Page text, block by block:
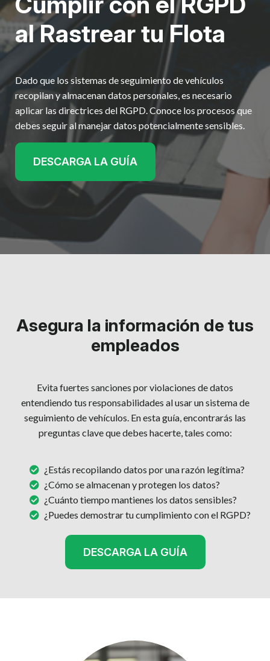
al Rastrear tu Flota
Dado que los sistemas de seguimiento de vehículos
recopilan y almacenan datos personales, es necesario
aplicar las directrices del RGPD. Conoce los procesos que
debes seguir al manejar datos potencialmente sensibles.
DESCARGA LA GUÍA
Asegura la información de tus
empleados
Evita fuertes sanciones por violaciones de datos
entendiendo tus responsabilidades al usar un sistema de
seguimiento de vehículos. En esta guía, encontrarás las
preguntas clave que debes hacerte, tales como:
¿Estás recopilando datos por una razón legítima?
¿Cómo se almacenan y protegen los datos?
¿Cuánto tiempo mantienes los datos sensibles?
¿Puedes demostrar tu cumplimiento con el RGPD?
DESCARGA LA GUÍA